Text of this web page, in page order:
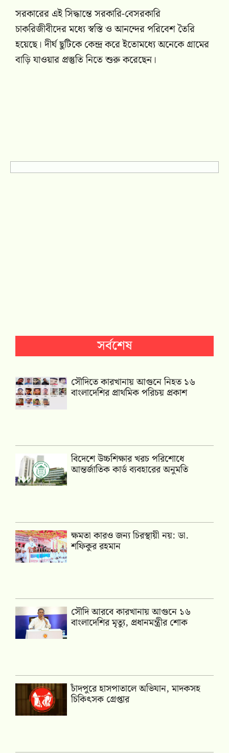
সরকারের এই সিদ্ধান্তে সরকারি-বেসরকারি
চাকরিজীবীদের মধ্যে স্বস্তি ও আনন্দের পরিবেশ তৈরি
হয়েছে। দীর্ঘ ছুটিকে কেন্দ্র করে ইতোমধ্যে অনেকে গ্রামের
বাড়ি যাওয়ার প্রস্তুতি নিতে শুরু করেছেন।
সর্বশেষ
সৌদিতে কারখানায় আগুনে নিহত ১৬
বাংলাদেশির প্রাথমিক পরিচয় প্রকাশ
বিদেশে উচ্চশিক্ষার খরচ পরিশোধে
আন্তর্জাতিক কার্ড ব্যবহারের অনুমতি
ক্ষমতা কারও জন্য চিরস্থায়ী নয়: ডা.
শফিকুর রহমান
সৌদি আরবে কারখানায় আগুনে ১৬
বাংলাদেশির মৃত্যু, প্রধানমন্ত্রীর শোক
চাঁদপুরে হাসপাতালে অভিযান, মাদকসহ
চিকিৎসক গ্রেপ্তার